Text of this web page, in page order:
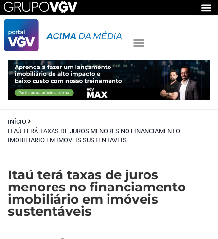
INÍCIO
ITAÚ TERÁ TAXAS DE JUROS MENORES NO FINANCIAMENTO
IMOBILIÁRIO EM IMÓVEIS SUSTENTÁVEIS
Itaú terá taxas de juros
menores no financiamento
imobiliário em imóveis
sustentáveis